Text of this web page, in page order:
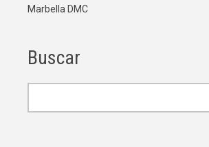
Marbella DMC
Buscar